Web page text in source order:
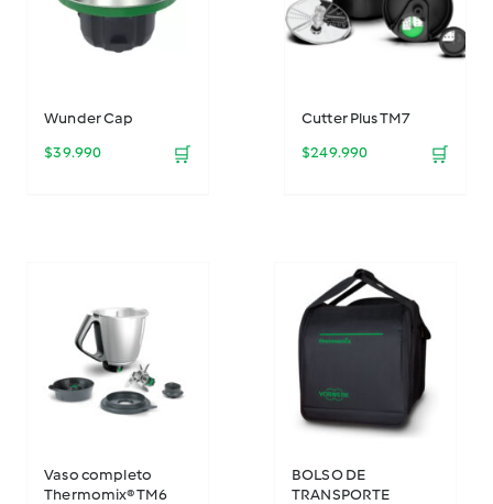
Wunder Cap
$39.990 🛒
Cutter Plus TM7
$249.990 🛒
Vaso completo
Thermomix® TM6
BOLSO DE
TRANSPORTE